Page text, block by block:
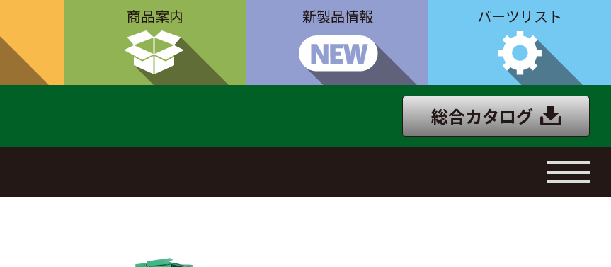
商品案内 新製品情報 パーツリスト
総合カタログ